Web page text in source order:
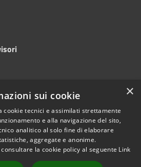
Copyright © 2025
Autorità di
Sistema Portuale
del Mare Adriatico
Centrale
Powered by
×
sui cookie
cookie tecnici e assimilati strettamente
e alla navigazione del sito,
analitico al solo fine di elaborare
aggregate e anonime.
la cookie policy al seguente Link